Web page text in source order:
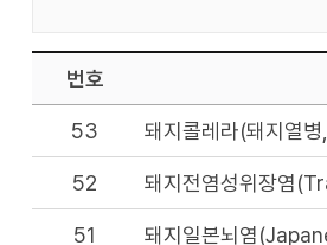
번호
53 돼지콜레라(돼지열
52 돼지전염성위장염
51 돼지일본뇌염